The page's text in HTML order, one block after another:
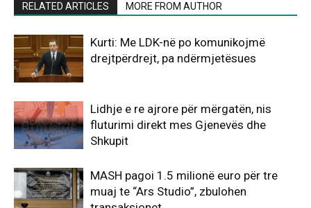
RELATED ARTICLES MORE FROM AUTHOR
Kurti: Me LDK-në po komunikojmë
drejtpërdrejt, pa ndërmjetësues
Lidhje e re ajrore për mërgatën, nis
fluturimi direkt mes Gjenevës dhe
Shkupit
MASH pagoi 1.5 milionë euro për tre
muaj te “Ars Studio”, zbulohen